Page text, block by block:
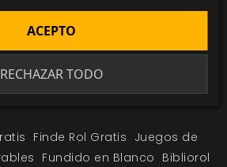
Finde Rol Gratis Juegos de
Fundido en Blanco Bibliorol
RECHAZAR TODO
ACEPTO